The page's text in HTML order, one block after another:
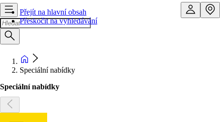
Přejít na hlavní obsah
Přeskočit na vyhledávání
Speciální nabídky
Speciální nabídky